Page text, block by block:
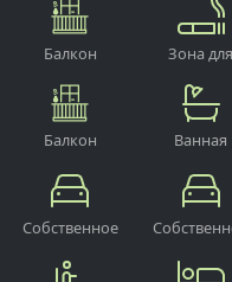
Балкон
Зона для
Балкон
Ванная
Собственное
место
место